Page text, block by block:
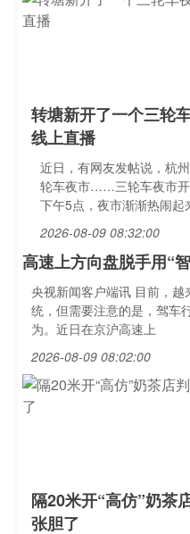
转塘新开了一个三轮
线上直播
近日，有网友发帖说，杭
轮车夜市……三轮车夜市开
下午5点，夜市渐渐热闹起
2026-08-09 08:32:00
高速上方向盘脱手用“
央视新闻客户端讯 目前，
统，但需要注意的是，驾车
为。近日在京沪高速上
2026-08-09 08:02:00
隔20米开“高仿”奶茶
张胆了